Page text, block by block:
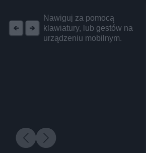
Nawiguj za pomocą
klawiatury, lub gestów na
urządzeniu mobilnym.